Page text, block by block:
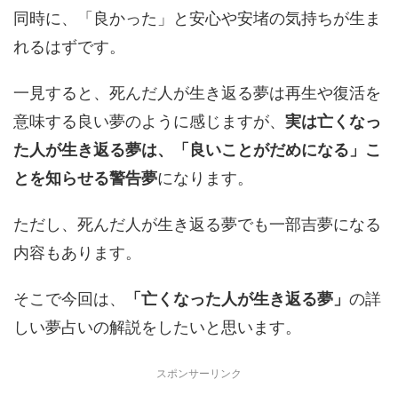
同時に、「良かった」と安心や安堵の気持ちが生ま
れるはずです。
一見すると、死んだ人が生き返る夢は再生や復活を
意味する良い夢のように感じますが、 実は亡くなっ
た人が生き返る夢は、「良いことがだめになる」こ
とを知らせる警告夢になります。
ただし、死んだ人が生き返る夢でも一部吉夢になる
内容もあります。
そこで今回は、 「亡くなった人が生き返る夢」 の詳
しい夢占いの解説をしたいと思います。
スポンサーリンク